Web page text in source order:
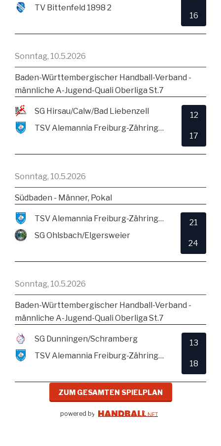
TV Bittenfeld 1898 2
16
Sonntag, 10.5.2026
Baden-Württembergischer Handball-Verband -
männliche A-Jugend-Quali Oberliga St.7
SG Hirsau/Calw/Bad Liebenzell
TSV Alemannia Freiburg-Zähringen
12
17
Sonntag, 10.5.2026
Südbaden - Männer, Pokal
TSV Alemannia Freiburg-Zähringen
SG Ohlsbach/Elgersweier
21
24
Sonntag, 10.5.2026
Baden-Württembergischer Handball-Verband -
männliche A-Jugend-Quali Oberliga St.7
SG Dunningen/Schramberg
TSV Alemannia Freiburg-Zähringen
13
18
ZUM GESAMTEN SPIELPLAN
powered by